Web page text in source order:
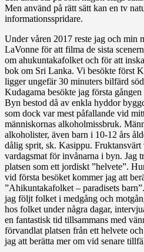
Men använd på rätt sätt kan en tv
informationsspridare.
Under våren 2017 reste jag och min
LaVonne för att filma de sista
om ahukuntakafolket och för att
bok om Sri Lanka. Vi besökte först
ligger ungefär 30 minuters bilfärd
Kudagama besökte jag första
Byn bestod då av enkla hyddor
som dock var mest påfallande vid
människornas alkoholmissbruk.
alkoholister, även barn i 10-12 års
dålig sprit, sk. Kasippu. Fruktansvärt
vardagsmat för invånarna i byn. Jag
platsen som ett jordiskt ”helvete”.
vid första besöket kommer jag att
”Ahikuntakafolket – paradisets
jag följt folket i medgång och
hos folket under några dagar,
en fantastisk tid tillsammans med
förvandlat platsen från ett helvete
jag att berätta mer om vid senare